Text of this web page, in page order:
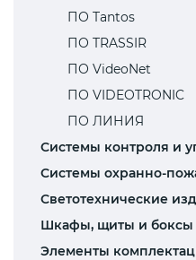
ПО Tantos
ПО TRASSIR
ПО VideoNet
ПО VIDEOTRONIC
ПО ЛИНИЯ
Системы контроля и
Системы охранно-
Светотехнические
Шкафы, щиты и боксы
Элементы